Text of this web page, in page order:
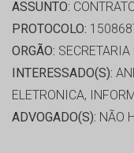
ASSUNTO:
PROTOCOLO:
ORGÃO:
INTERESSADO(S):
ELETRONICA,
ADVOGADO(S): NÃO